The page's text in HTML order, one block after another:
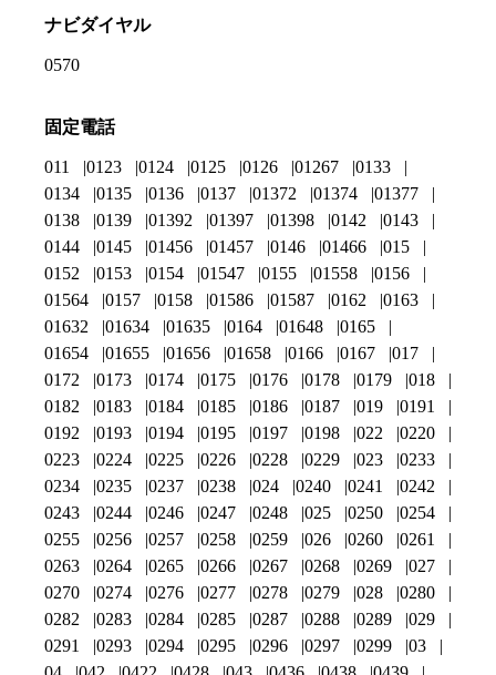
ナビダイヤル
0570
固定電話
011 0123 0124 0125 0126 01267
0133
0134
0135 0136 0137 01372 01374
01377
0138
0139 01392 01397 01398 0142
0143
0144
0145 01456 01457 0146 01466
015
0152
0153 0154 01547 0155 01558
0156
01564
0157 0158 01586 01587 0162
0163
01632
01634 01635 0164 01648
0165
01654
01655 01656 01658 0166 0167
017
0172
0173 0174 0175 0176 0178 0179
018
0182
0183 0184 0185 0186 0187 019
0191
0192
0193 0194 0195 0197 0198 022
0220
0223
0224 0225 0226 0228 0229 023
0233
0234
0235 0237 0238 024 0240 0241
0242
0243
0244 0246 0247 0248 025 0250
0254
0255
0256 0257 0258 0259 026 0260
0261
0263
0264 0265 0266 0267 0268 0269
027
0270
0274 0276 0277 0278 0279 028
0280
0282
0283 0284 0285 0287 0288 0289
029
0291
0293 0294 0295 0296 0297 0299
03